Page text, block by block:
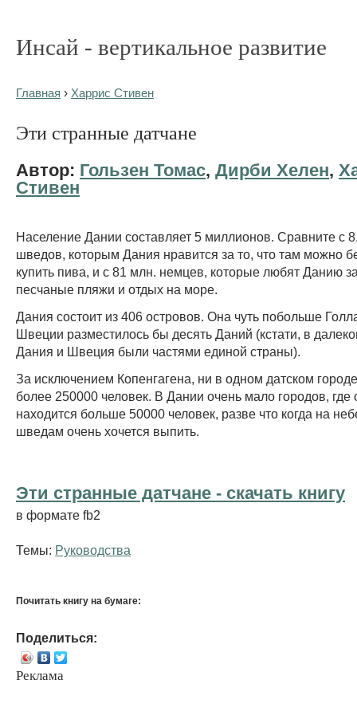
Инсай - вертикальное развитие
Главная › Харрис Стивен
Эти странные датчане
Автор: Гользен Томас, Дирби Хелен,
Стивен
Население Дании составляет 5 миллионов. Сравните с
шведов, которым Дания нравится за то, что там можно
купить пива, и с 81 млн. немцев, которые любят Данию
песчаные пляжи и отдых на море.
Дания состоит из 406 островов. Она чуть побольше
Швеции разместилось бы десять Даний (кстати, в
Дания и Швеция были частями единой страны).
За исключением Копенгагена, ни в одном датском
более 250000 человек. В Дании очень мало городов,
находится больше 50000 человек, разве что когда на
шведам очень хочется выпить.
Эти странные датчане - cкачать книгу
в формате fb2
Темы: Руководства
Почитать книгу на бумаге:
Поделиться:
Реклама